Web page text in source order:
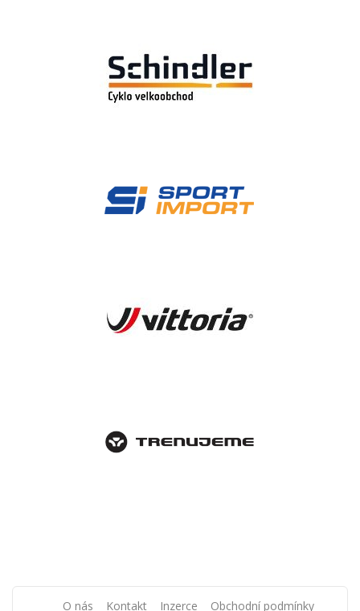
O nás Kontakt Inzerce Obchodní podmínky